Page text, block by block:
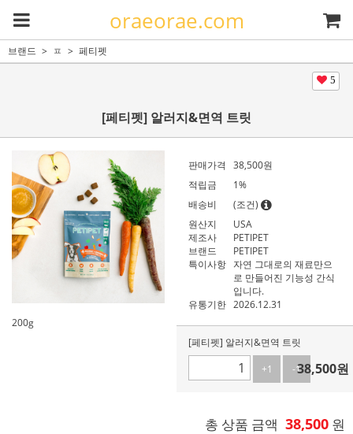
oraeorae.com
브랜드 ㅍ 페티펫
5
[페티펫] 알러지&면역 트릿
200g
판매가격 38,500원
적립금
1%
배송비
(조건)
원산지
USA
제조사
PETIPET
브랜드
PETIPET
특이사항 자연 그대로의 재료만으
로 만들어진 기능성 간식
입니다.
유통기한 2026.12.31
[페티펫] 알러지&면역 트릿
+1
-138,500원
총 상품 금액 38,500 원